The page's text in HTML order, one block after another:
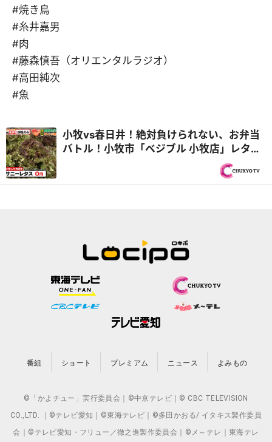
#焼き鳥
#糸井嘉男
#肉
#藤森慎吾（オリエンタルラジオ）
#高田純次
#魚
小牧vs春日井！絶対負けられない、お弁当
バトル！小牧市「ベジブル 小牧店」レタス
0円＆春日井市「お好み焼き どりーむ 本
店」食べ放題お惣菜『PS純金（ゴール
番組 ショート プレミアム ニュース よみもの
©「かよチュー」実行委員会｜©中京テレビ｜© CBC TELEVISION
CO.,LTD. ｜©テレビ愛知｜©東海テレビ｜©多田かおる/ イタキス製作委員
会｜©テレビ愛知・フリュー／徹之進製作委員会｜©メ～テレ｜東海テレ